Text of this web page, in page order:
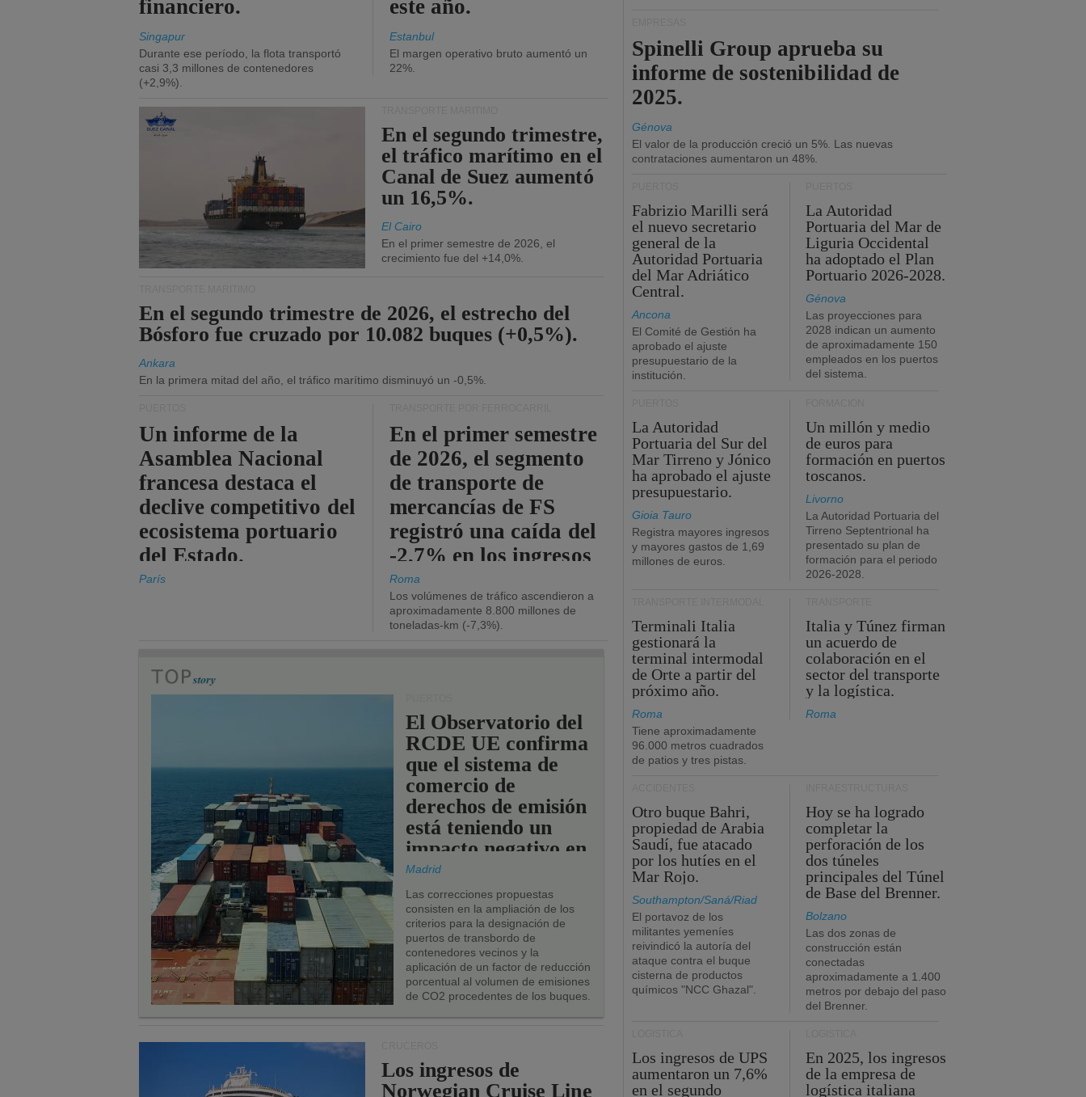
financiero.
Singapur
Durante ese período, la flota transportó
casi 3,3 millones de contenedores
(+2,9%).
este año.
Estanbul
El margen operativo bruto aumentó un
22%.
En el segundo trimestre,
el tráfico marítimo en el
Canal de Suez aumentó
un 16,5%.
El Cairo
En el primer semestre de 2026, el
crecimiento fue del +14,0%.
En el segundo trimestre de 2026, el estrecho del
Bósforo fue cruzado por 10.082 buques (+0,5%).
Ankara
En la primera mitad del año, el tráfico marítimo disminuyó un -0,5%.
Un informe de la
Asamblea Nacional
francesa destaca el
declive competitivo del
ecosistema portuario
del Estado.
París
En el primer semestre
de 2026, el segmento
de transporte de
mercancías de FS
registró una caída del
-2,7% en los ingresos
operativos.
Roma
Los volúmenes de tráfico ascendieron a
aproximadamente 8.800 millones de
toneladas-km (-7,3%).
El Observatorio del
RCDE UE confirma
que el sistema de
comercio de
derechos de emisión
está teniendo un
impacto negativo en
los puertos de la
UE.
Madrid
Las correcciones propuestas
consisten en la ampliación de los
criterios para la designación de
puertos de transbordo de
contenedores vecinos y la
aplicación de un factor de reducción
porcentual al volumen de emisiones
de CO2 procedentes de los buques.
Los ingresos de
Norwegian Cruise Line
Spinelli Group aprueba su
informe de sostenibilidad de
2025.
Génova
El valor de la producción creció un 5%. Las nuevas
contrataciones aumentaron un 48%.
Fabrizio Marilli será
el nuevo secretario
general de la
Autoridad Portuaria
del Mar Adriático
Central.
Ancona
El Comité de Gestión ha
aprobado el ajuste
presupuestario de la
institución.
La Autoridad
Portuaria del Mar de
Liguria Occidental
ha adoptado el Plan
Portuario 2026-2028.
Génova
Las proyecciones para
2028 indican un aumento
de aproximadamente 150
empleados en los puertos
del sistema.
La Autoridad
Portuaria del Sur del
Mar Tirreno y Jónico
ha aprobado el ajuste
presupuestario.
Gioia Tauro
Registra mayores ingresos
y mayores gastos de 1,69
millones de euros.
Un millón y medio
de euros para
formación en puertos
toscanos.
Livorno
La Autoridad Portuaria del
Tirreno Septentrional ha
presentado su plan de
formación para el periodo
2026-2028.
Terminali Italia
gestionará la
terminal intermodal
de Orte a partir del
próximo año.
Roma
Tiene aproximadamente
96.000 metros cuadrados
de patios y tres pistas.
Italia y Túnez firman
un acuerdo de
colaboración en el
sector del transporte
y la logística.
Roma
Otro buque Bahri,
propiedad de Arabia
Saudí, fue atacado
por los hutíes en el
Mar Rojo.
Southampton/Saná/Riad
El portavoz de los
militantes yemeníes
reivindicó la autoría del
ataque contra el buque
cisterna de productos
químicos "NCC Ghazal".
Hoy se ha logrado
completar la
perforación de los
dos túneles
principales del Túnel
de Base del Brenner.
Bolzano
Las dos zonas de
construcción están
conectadas
aproximadamente a 1.400
metros por debajo del paso
del Brenner.
Los ingresos de UPS
aumentaron un 7,6%
en el segundo
En 2025, los ingresos
de la empresa de
logística italiana